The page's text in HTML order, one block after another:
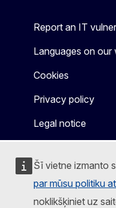
Šī vietne izmanto
par mūsu politiku
noklikšķiniet uz
Report an IT
Languages on our
Cookies
Privacy policy
Legal notice